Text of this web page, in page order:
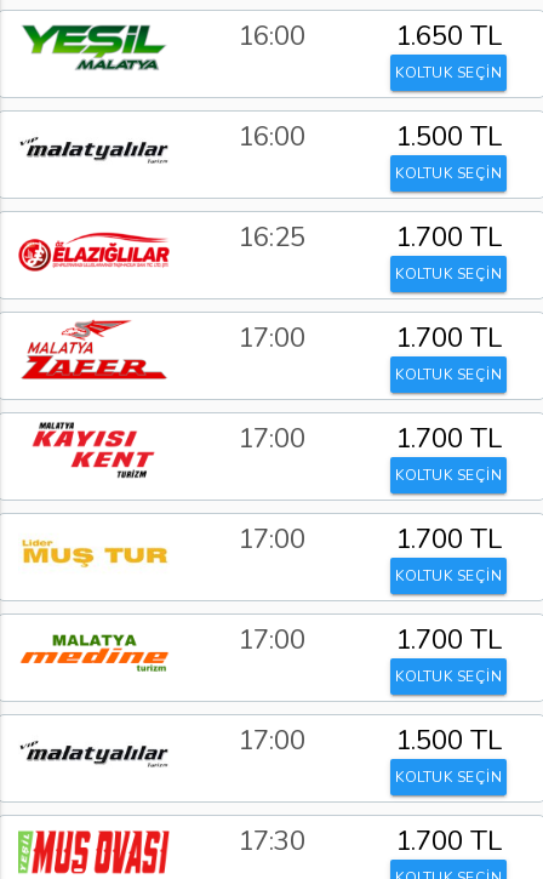
16:00 1.650 TL
KOLTUK SEÇİN
16:00 1.500 TL
KOLTUK SEÇİN
16:25 1.700 TL
KOLTUK SEÇİN
17:00 1.700 TL
KOLTUK SEÇİN
17:00 1.700 TL
KOLTUK SEÇİN
17:00 1.700 TL
KOLTUK SEÇİN
17:00 1.700 TL
KOLTUK SEÇİN
17:00 1.500 TL
KOLTUK SEÇİN
17:30 1.700 TL